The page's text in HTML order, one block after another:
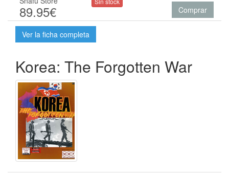
89.95€ Comprar
Ver la ficha completa
Korea: The Forgotten War